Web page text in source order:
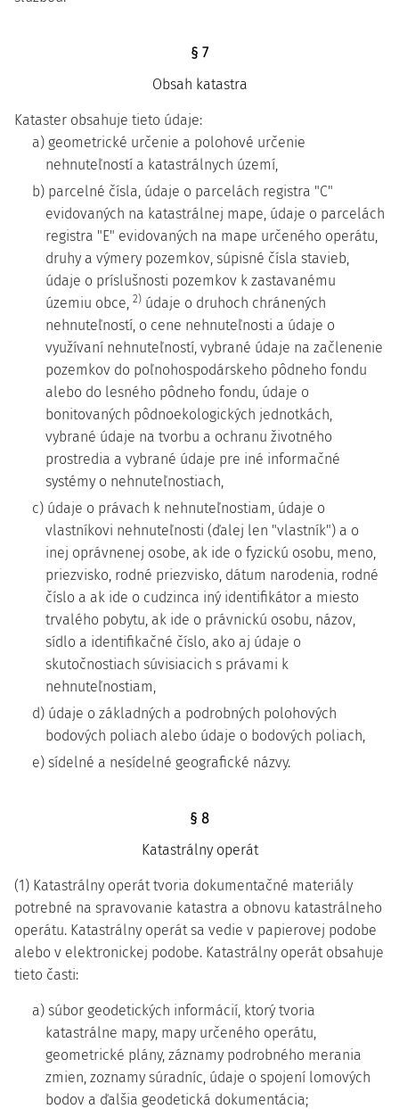
§ 7
Obsah katastra
Kataster obsahuje tieto údaje:
a) geometrické určenie a polohové určenie
nehnuteľností a katastrálnych území,
b) parcelné čísla, údaje o parcelách registra "C"
evidovaných na katastrálnej mape, údaje o parcelách
registra "E" evidovaných na mape určeného operátu,
druhy a výmery pozemkov, súpisné čísla stavieb,
údaje o príslušnosti pozemkov k zastavanému
územiu obce, 2) údaje o druhoch chránených
nehnuteľností, o cene nehnuteľnosti a údaje o
využívaní nehnuteľností, vybrané údaje na začlenenie
pozemkov do poľnohospodárskeho pôdneho fondu
alebo do lesného pôdneho fondu, údaje o
bonitovaných pôdnoekologických jednotkách,
vybrané údaje na tvorbu a ochranu životného
prostredia a vybrané údaje pre iné informačné
systémy o nehnuteľnostiach,
c) údaje o právach k nehnuteľnostiam, údaje o
vlastníkovi nehnuteľnosti (ďalej len "vlastník") a o
inej oprávnenej osobe, ak ide o fyzickú osobu, meno,
priezvisko, rodné priezvisko, dátum narodenia, rodné
číslo a ak ide o cudzinca iný identifikátor a miesto
trvalého pobytu, ak ide o právnickú osobu, názov,
sídlo a identifikačné číslo, ako aj údaje o
skutočnostiach súvisiacich s právami k
nehnuteľnostiam,
d) údaje o základných a podrobných polohových
bodových poliach alebo údaje o bodových poliach,
e) sídelné a nesídelné geografické názvy.
§ 8
Katastrálny operát
(1) Katastrálny operát tvoria dokumentačné materiály
potrebné na spravovanie katastra a obnovu katastrálneho
operátu. Katastrálny operát sa vedie v papierovej podobe
alebo v elektronickej podobe. Katastrálny operát obsahuje
tieto časti:
a) súbor geodetických informácií, ktorý tvoria
katastrálne mapy, mapy určeného operátu,
geometrické plány, záznamy podrobného merania
zmien, zoznamy súradníc, údaje o spojení lomových
bodov a ďalšia geodetická dokumentácia;